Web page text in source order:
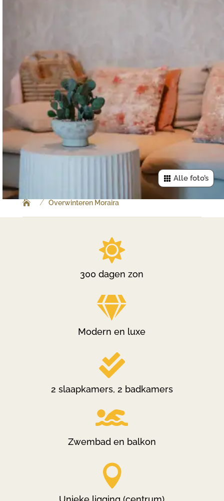
Alle foto’s
/ Overwinteren Moraira

300 dagen zon

Modern en luxe

2 slaapkamers, 2 badkamers

Zwembad en balkon
